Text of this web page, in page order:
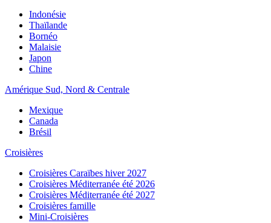
Indonésie
Thaïlande
Bornéo
Malaisie
Japon
Chine
Amérique Sud, Nord & Centrale
Mexique
Canada
Brésil
Croisières
Croisières Caraïbes hiver 2027
Croisières Méditerranée été 2026
Croisières Méditerranée été 2027
Croisières famille
Mini-Croisières